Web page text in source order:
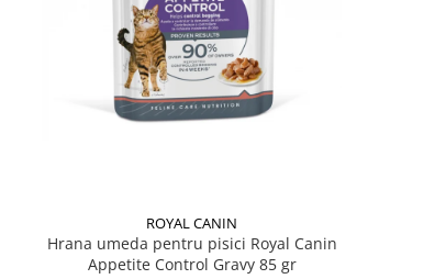
ROYAL CANIN
Hrana umeda pentru pisici Royal Canin
Appetite Control Gravy 85 gr